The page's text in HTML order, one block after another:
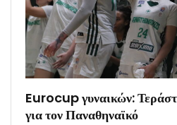
Eurocup γυναικών:
για τον Παναθηναϊκό